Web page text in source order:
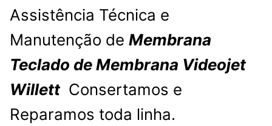
Assistência Técnica e
Manutenção de Membrana
Teclado de Membrana Videojet
WillettConsertamos e
Reparamos toda linha.